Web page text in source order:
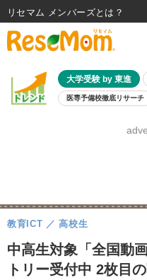
大学受験 by 東進
医専予備校徹底リサーチ
8月開催
中高生対象「全国動
トリー受付中 2枚目
教育ICT 高校生
リセマム メンバーズ